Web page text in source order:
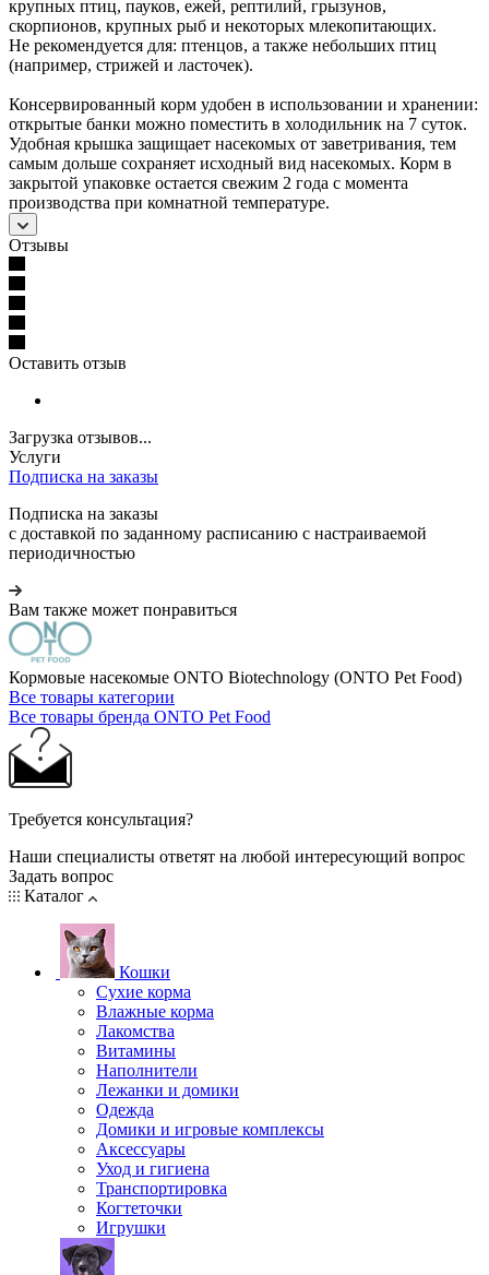
крупных птиц, пауков, ежей, рептилий, грызунов,
скорпионов, крупных рыб и некоторых млекопитающих.
Не рекомендуется для: птенцов, а также небольших птиц
(например, стрижей и ласточек).
Консервированный корм удобен в использовании и хранении:
открытые банки можно поместить в холодильник на 7 суток.
Удобная крышка защищает насекомых от заветривания, тем
самым дольше сохраняет исходный вид насекомых. Корм в
закрытой упаковке остается свежим 2 года с момента
производства при комнатной температуре.
Отзывы
Оставить отзыв
Загрузка отзывов...
Услуги
Подписка на заказы
Подписка на заказы
с доставкой по заданному расписанию с настраиваемой
периодичностью
Вам также может понравиться
Кормовые насекомые ONTO Biotechnology (ONTO Pet Food)
Все товары категории
Все товары бренда ONTO Pet Food
Требуется консультация?
Наши специалисты ответят на любой интересующий вопрос
Задать вопрос
Каталог
Кошки
Сухие корма
Влажные корма
Лакомства
Витамины
Наполнители
Лежанки и домики
Одежда
Домики и игровые комплексы
Аксессуары
Уход и гигиена
Транспортировка
Когтеточки
Игрушки